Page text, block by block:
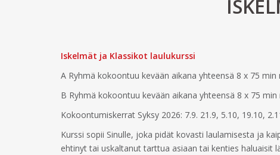
Iskelmät ja Klassikot laulukurssi
A Ryhmä kokoontuu kevään aikana yhteensä 8 x 75
B Ryhmä kokoontuu kevään aikana yhteensä 8 x 75
Kokoontumiskerrat Syksy 2026: 7.9. 21.9, 5.10, 19.10,
Kurssi sopii Sinulle, joka pidät kovasti laulamisesta ja
ehtinyt tai uskaltanut tarttua asiaan tai kenties haluaisit